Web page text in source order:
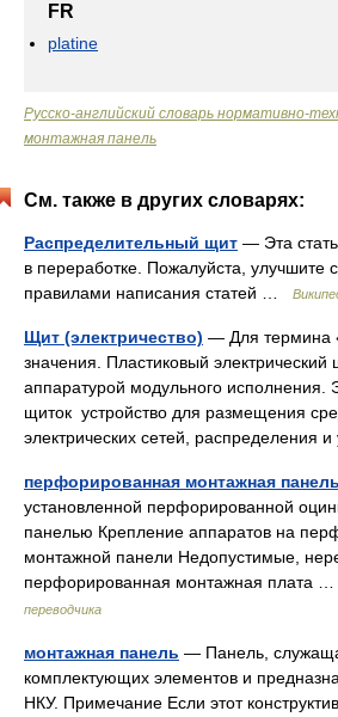
FR
platine
Русско-английский словарь нормативно-
монтажная панель
См. также в других словарях:
Распределительный щит — Эта
в переработке. Пожалуйста, улучшите
правилами написания статей …
Щит (электричество) — Для термина
значения. Пластиковый электрический
аппаратурой модульного исполнения.
щиток устройство для размещения
электрических сетей, распределения
перфорированная монтажная панель
установленной перфорированной
панелью Крепление аппаратов на
монтажной панели Недопустимые,
перфорированная монтажная плата …
переводчика
монтажная панель — Панель,
комплектующих элементов и
НКУ. Примечание Если этот